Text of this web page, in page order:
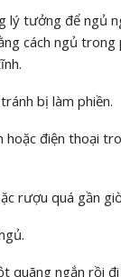
lý tưởng để ngủ
cách ngủ trong
bị làm phiền.
hoặc điện thoại
rượu quá gần
quãng ngắn rồi